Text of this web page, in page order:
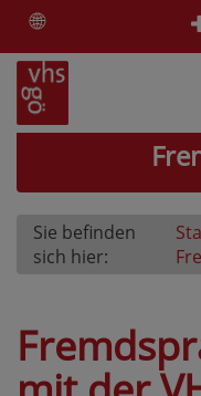
🌐
Sie befinden
sich hier: